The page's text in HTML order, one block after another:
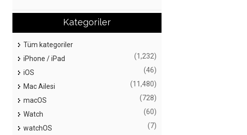
Kategoriler
Tüm kategoriler
iPhone / iPad
(1,232)
iOS (46)
Mac Ailesi (11,480)
macOS (728)
Watch (60)
watchOS (7)